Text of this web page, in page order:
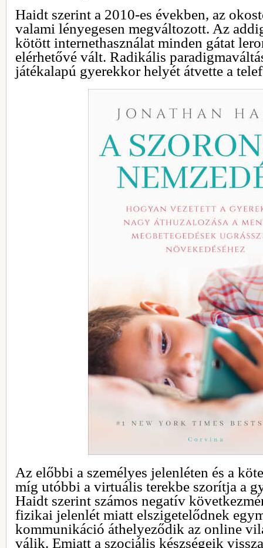
Haidt szerint a 2010-es években, az
valami lényegesen megváltozott. Az
kötött internethasználat minden gátat
elérhetővé vált. Radikális
játékalapú gyerekkor helyét átvette a
Az előbbi a személyes jelenléten és a
míg utóbbi a virtuális terekbe szorítja a
Haidt szerint számos negatív
fizikai jelenlét miatt elszigetelődnek
kommunikáció áthelyeződik az online
válik. Emiatt a szociális készségeik